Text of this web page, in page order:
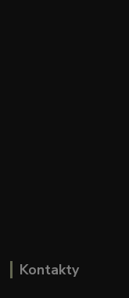
Kontakty